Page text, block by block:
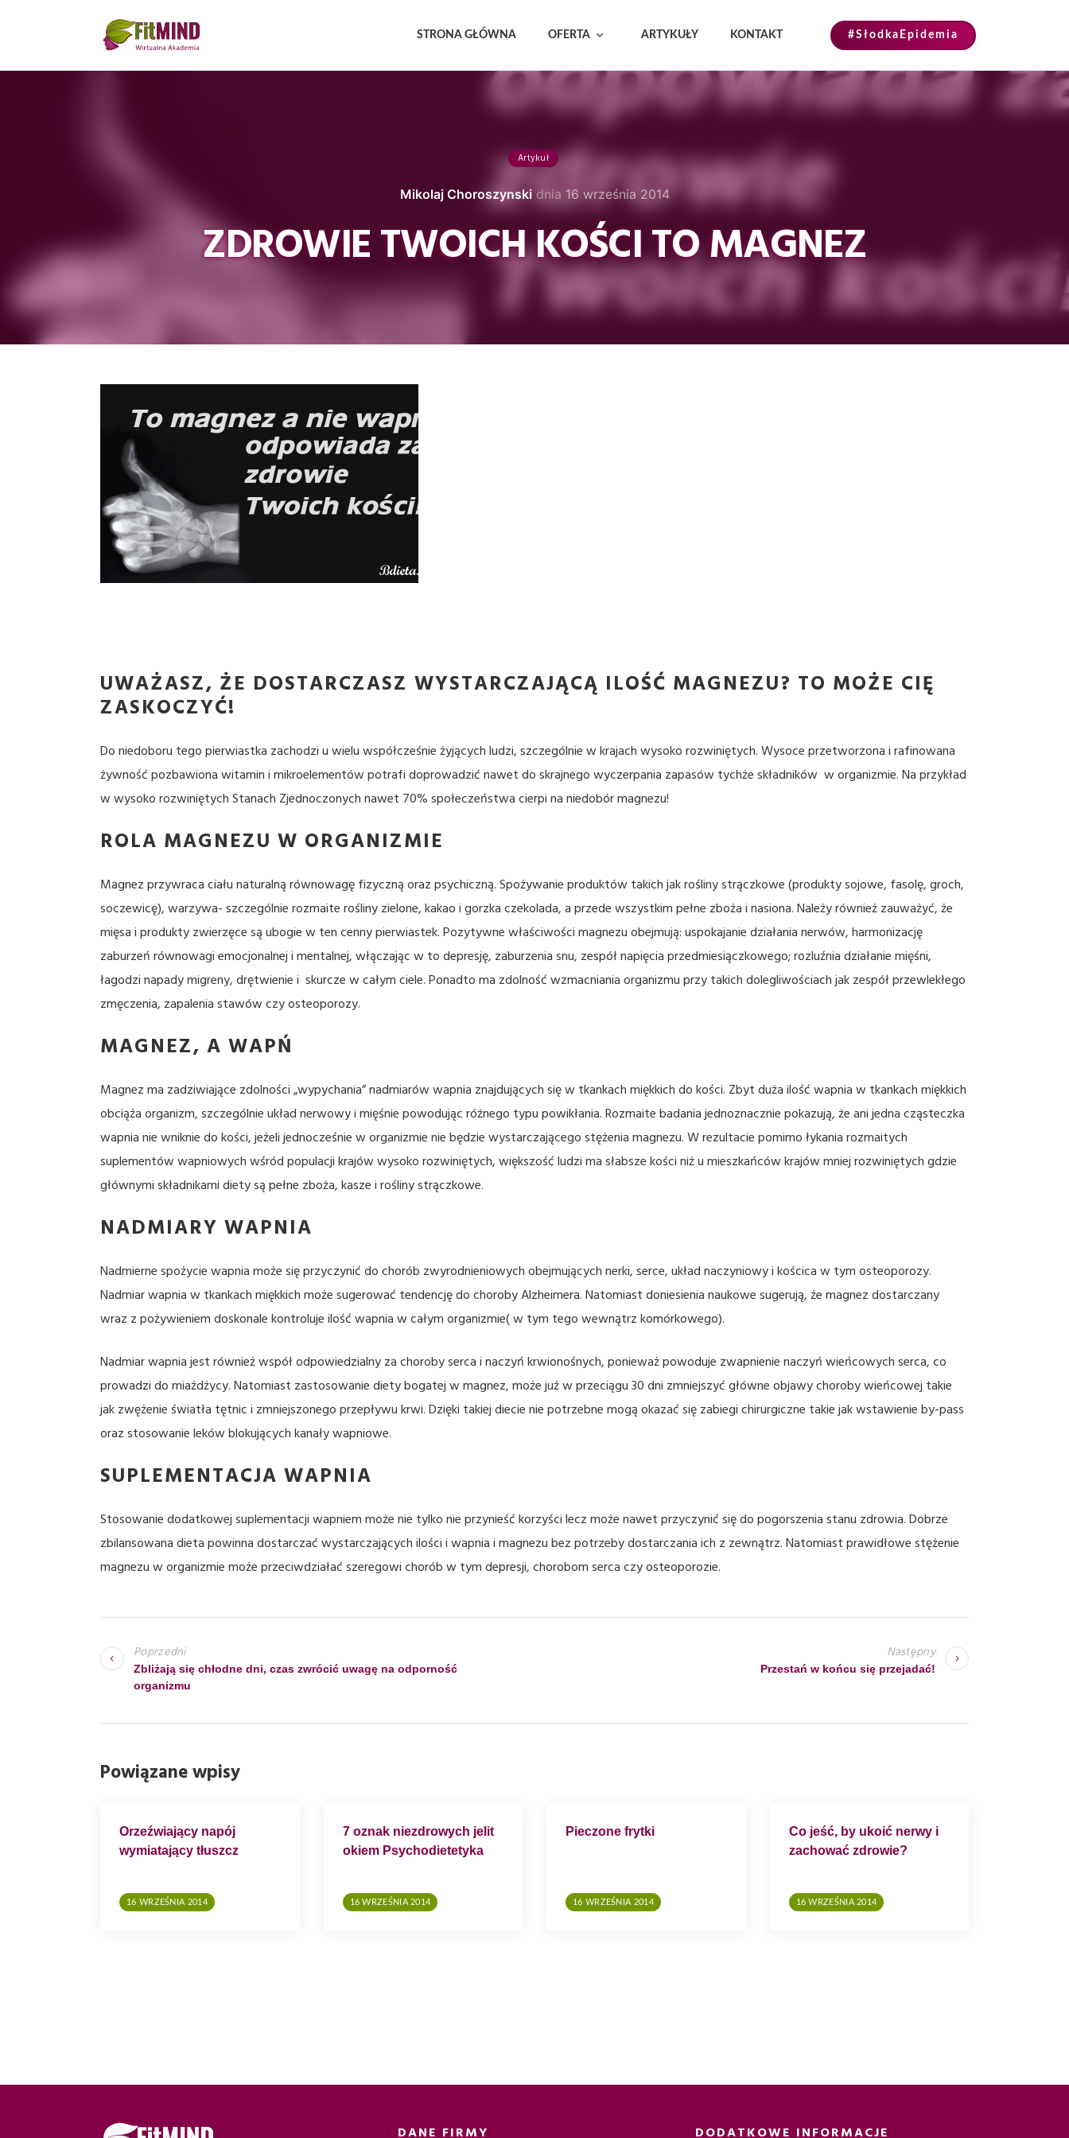
STRONA GŁÓWNA OFERTA ARTYKUŁY KONTAKT #SłodkaEpidemia
Artykuł
Mikolaj Choroszynski dnia 16 września 2014
ZDROWIE TWOICH KOŚCI TO MAGNEZ
UWAŻASZ, ŻE DOSTARCZASZ WYSTARCZAJĄCĄ ILOŚĆ MAGNEZU? TO MOŻE CIĘ
ZASKOCZYĆ!
Do niedoboru tego pierwiastka zachodzi u wielu współcześnie żyjących ludzi, szczególnie w krajach wysoko rozwiniętych. Wysoce przetworzona i rafinowana
żywność pozbawiona witamin i mikroelementów potrafi doprowadzić nawet do skrajnego wyczerpania zapasów tychże składników w organizmie. Na przykład
w wysoko rozwiniętych Stanach Zjednoczonych nawet 70% społeczeństwa cierpi na niedobór magnezu!
ROLA MAGNEZU W ORGANIZMIE
Magnez przywraca ciału naturalną równowagę fizyczną oraz psychiczną. Spożywanie produktów takich jak rośliny strączkowe (produkty sojowe, fasolę, groch,
soczewicę), warzywa- szczególnie rozmaite rośliny zielone, kakao i gorzka czekolada, a przede wszystkim pełne zboża i nasiona. Należy również zauważyć, że
mięsa i produkty zwierzęce są ubogie w ten cenny pierwiastek. Pozytywne właściwości magnezu obejmują: uspokajanie działania nerwów, harmonizację
zaburzeń równowagi emocjonalnej i mentalnej, włączając w to depresję, zaburzenia snu, zespół napięcia przedmiesiączkowego; rozluźnia działanie mięśni,
łagodzi napady migreny, drętwienie i skurcze w całym ciele. Ponadto ma zdolność wzmacniania organizmu przy takich dolegliwościach jak zespół przewlekłego
zmęczenia, zapalenia stawów czy osteoporozy.
MAGNEZ, A WAPŃ
Magnez ma zadziwiające zdolności „wypychania” nadmiarów wapnia znajdujących się w tkankach miękkich do kości. Zbyt duża ilość wapnia w tkankach miękkich
obciąża organizm, szczególnie układ nerwowy i mięśnie powodując różnego typu powikłania. Rozmaite badania jednoznacznie pokazują, że ani jedna cząsteczka
wapnia nie wniknie do kości, jeżeli jednocześnie w organizmie nie będzie wystarczającego stężenia magnezu. W rezultacie pomimo łykania rozmaitych
suplementów wapniowych wśród populacji krajów wysoko rozwiniętych, większość ludzi ma słabsze kości niż u mieszkańców krajów mniej rozwiniętych gdzie
głównymi składnikami diety są pełne zboża, kasze i rośliny strączkowe.
NADMIARY WAPNIA
Nadmierne spożycie wapnia może się przyczynić do chorób zwyrodnieniowych obejmujących nerki, serce, układ naczyniowy i kościca w tym osteoporozy.
Nadmiar wapnia w tkankach miękkich może sugerować tendencję do choroby Alzheimera. Natomiast doniesienia naukowe sugerują, że magnez dostarczany
wraz z pożywieniem doskonale kontroluje ilość wapnia w całym organizmie( w tym tego wewnątrz komórkowego).
Nadmiar wapnia jest również współ odpowiedzialny za choroby serca i naczyń krwionośnych, ponieważ powoduje zwapnienie naczyń wieńcowych serca, co
prowadzi do miażdżycy. Natomiast zastosowanie diety bogatej w magnez, może już w przeciągu 30 dni zmniejszyć główne objawy choroby wieńcowej takie
jak zwężenie światła tętnic i zmniejszonego przepływu krwi. Dzięki takiej diecie nie potrzebne mogą okazać się zabiegi chirurgiczne takie jak wstawienie by-pass
oraz stosowanie leków blokujących kanały wapniowe.
SUPLEMENTACJA WAPNIA
Stosowanie dodatkowej suplementacji wapniem może nie tylko nie przynieść korzyści lecz może nawet przyczynić się do pogorszenia stanu zdrowia. Dobrze
zbilansowana dieta powinna dostarczać wystarczających ilości i wapnia i magnezu bez potrzeby dostarczania ich z zewnątrz. Natomiast prawidłowe stężenie
magnezu w organizmie może przeciwdziałać szeregowi chorób w tym depresji, chorobom serca czy osteoporozie.
A
W
G
C
W
Poprzedni
Zbliżają się chłodne dni, czas zwrócić uwagę na odporność
organizmu
Następny
Przestań w końcu się przejadać!
Powiązane wpisy
Orzeźwiający napój
wymiatający tłuszcz
16 WRZEŚNIA 2014
7 oznak niezdrowych jelit
okiem Psychodietetyka
16 WRZEŚNIA 2014
Pieczone frytki
16 WRZEŚNIA 2014
Co jeść, by ukoić nerwy i
zachować zdrowie?
16 WRZEŚNIA 2014
DANE FIRMY DODATKOWE INFORMACJE